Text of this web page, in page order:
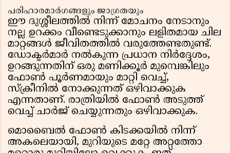
പരിഹാരമാർഗങ്ങളും ജാഗ്രതയും
ഈ ദുശ്ശീലത്തിൽ നിന്ന് മോചനം നേടാനും
നല്ല ഉറക്കം വീണ്ടെടുക്കാനും ലളിതമായ ചില
മാറ്റങ്ങൾ ജീവിതത്തിൽ വരുത്തേണ്ടതുണ്ട്.
ഡോക്ടർമാർ നൽകുന്ന പ്രധാന നിർദ്ദേശം,
ഉറങ്ങുന്നതിന് ഒരു മണിക്കൂർ മുമ്പെങ്കിലും
ഫോൺ പൂർണമായും മാറ്റി വെച്ച്,
സ്‌ക്രീനിൽ നോക്കുന്നത് ഒഴിവാക്കുക
എന്നതാണ്. രാത്രിയിൽ ഫോൺ അടുത്ത്
വെച്ച് ചാർജ് ചെയ്യുന്നതും ഒഴിവാക്കുക.
മൊബൈൽ ഫോൺ കിടക്കയിൽ നിന്ന്
അകലെയായി, മുറിയുടെ മറ്റേ അറ്റത്തോ